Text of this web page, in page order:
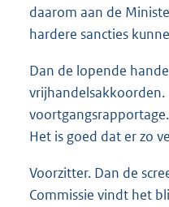
daarom aan de
hardere sancties
Dan de lopende
vrijhandelsakkoorden.
Het is goed dat er zo
Voorzitter. Dan de
Commissie vindt het